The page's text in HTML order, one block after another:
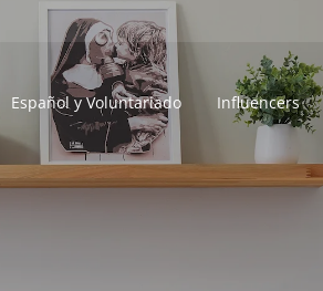
Español y Voluntariado Influencers